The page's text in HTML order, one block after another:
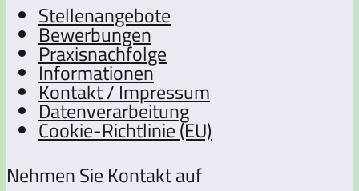
Stellenangebote
Bewerbungen
Praxisnachfolge
Informationen
Kontakt / Impressum
Datenverarbeitung
Cookie-Richtlinie (EU)
Nehmen Sie Kontakt auf